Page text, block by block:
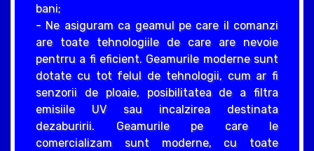
bani;
- Ne asiguram ca geamul pe care il comanzi
are toate tehnologiile de care are nevoie
pentrru a fi eficient. Geamurile moderne sunt
dotate cu tot felul de tehnologii, cum ar fi
senzorii de ploaie, posibilitatea de a filtra
emisiile UV sau incalzirea destinata
dezaburirii. Geamurile pe care le
comercializam sunt moderne, cu toate